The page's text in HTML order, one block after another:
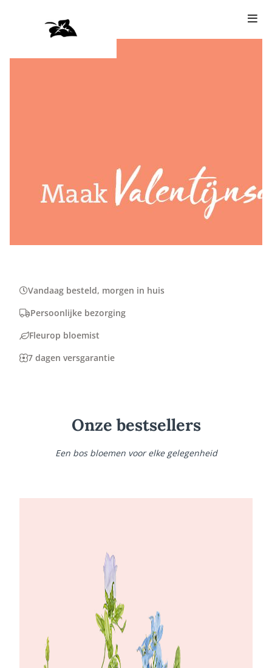
Vandaag besteld, morgen in huis
Persoonlijke bezorging
Fleurop bloemist
7 dagen versgarantie
Onze bestsellers
Een bos bloemen voor elke gelegenheid